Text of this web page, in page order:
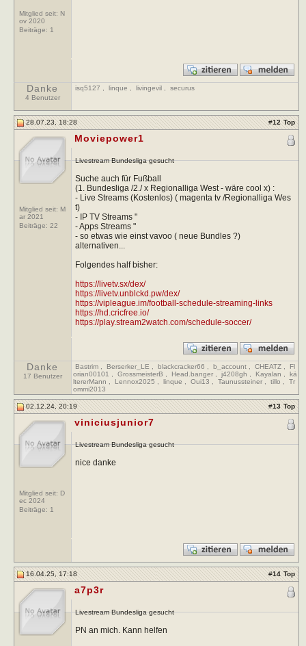
Mitglied seit: N
ov 2020
Beiträge: 1
Danke
4 Benutzer
isq5127 linque livingevil securus
28.07.23, 18:28 #12 Top
Mitglied seit: M
ar 2021
Beiträge: 22
Moviepower1
Livestream Bundesliga gesucht
Suche auch für Fußball
(1. Bundesliga /2./ x Regionalliga West - wäre cool x) :
- Live Streams (Kostenlos) ( magenta tv /Regionalliga Wes
t)
- IP TV Streams "
- Apps Streams "
- so etwas wie einst vavoo ( neue Bundles ?)
alternativen...
Folgendes half bisher:
https://livetv.sx/dex/
https://livetv.unblckd.pw/dex/
https://vipleague.im/football-schedule-streaming-links
https://hd.cricfree.io/
https://play.stream2watch.com/schedule-soccer/
Danke
17 Benutzer
Bastrim Berserker_LE blackcracker66 b_account CHEATZ
Fl
orian00101
GrossmeisterB Head.banger j4208gh Kayalan
kä
ltererMann
Lennox2025 linque Oui13 Taunussteiner tillo
Tr
ommi2013
02.12.24, 20:19 #13 Top
Mitglied seit: D
ec 2024
Beiträge: 1
viniciusjunior7
Livestream Bundesliga gesucht
nice danke
16.04.25, 17:18 #14 Top
a7p3r
Livestream Bundesliga gesucht
PN an mich. Kann helfen